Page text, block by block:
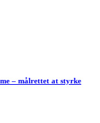
– målrettet at styrke